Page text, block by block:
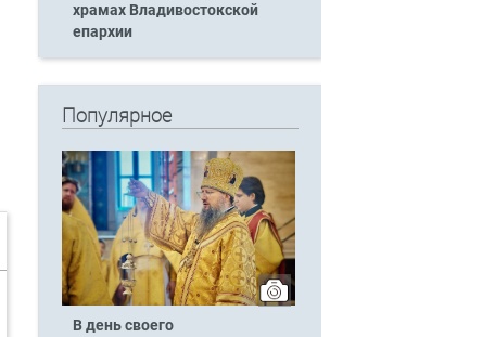
храмах Владивостокской
епархии
Популярное
В день своего